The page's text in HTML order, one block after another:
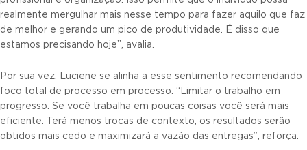
realmente mergulhar mais nesse tempo para fazer aquilo que faz
de melhor e gerando um pico de produtividade. É disso que
estamos precisando hoje”, avalia.
Por sua vez, Luciene se alinha a esse sentimento recomendando
foco total de processo em processo. “Limitar o trabalho em
progresso. Se você trabalha em poucas coisas você será mais
eficiente. Terá menos trocas de contexto, os resultados serão
obtidos mais cedo e maximizará a vazão das entregas”, reforça.